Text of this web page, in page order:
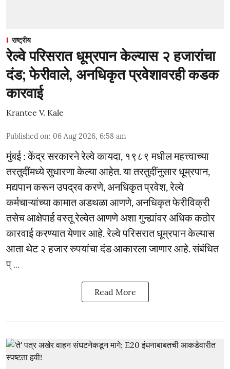
राष्ट्रीय
रेल्वे परिसरात धूम्रपान केल्यास २ हजारांचा
दंड; फेरीवाले, अनधिकृत प्रवेशावरही कडक
कारवाई
Krantee V. Kale
Published on: 06 Aug 2026, 6:58 am
मुंबई : केंद्र सरकारने रेल्वे कायदा, १९८९ मधील महत्त्वाच्या
तरतुदींमध्ये सुधारणा केल्या आहेत. या तरतुदींनुसार धूम्रपान,
मद्यपान करून उपद्रव करणे, अनधिकृत प्रवेश, रेल्वे
कर्मचाऱ्यांच्या कामात अडथळा आणणे, अनधिकृत फेरीविक्री
तसेच आक्षेपार्ह वस्तू रेल्वेत आणणे अशा गुन्ह्यांवर अधिक कठोर
कारवाई करण्यात येणार आहे. रेल्वे परिसरात धूम्रपान केल्यास
आता थेट २ हजार रुपयांचा दंड आकारला जाणार आहे. संबंधित
प् ...
Read More